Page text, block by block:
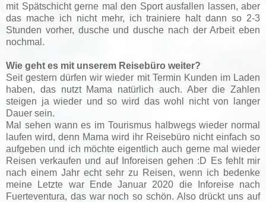
mit Spätschicht gerne mal den Sport ausfallen lassen, aber
das mache ich nicht mehr, ich trainiere halt dann so 2-3
Stunden vorher, dusche und dusche nach der Arbeit eben
nochmal.
Wie geht es mit unserem Reisebüro weiter?
Seit gestern dürfen wir wieder mit Termin Kunden im Laden
haben, das nutzt Mama natürlich auch. Aber die Zahlen
steigen ja wieder und so wird das wohl nicht von langer
Dauer sein.
Mal sehen wann es im Tourismus halbwegs wieder normal
laufen wird, denn Mama wird ihr Reisebüro nicht einfach so
aufgeben und ich möchte eigentlich auch gerne mal wieder
Reisen verkaufen und auf Inforeisen gehen :D Es fehlt mir
nach einem Jahr echt sehr zu Reisen, wenn ich bedenke
meine Letzte war Ende Januar 2020 die Inforeise nach
Fuerteventura, das war noch so schön. Also drückt uns auf